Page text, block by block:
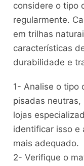
considere o tipo
regularmente.
em trilhas
características
durabilidade e
1- Analise o tipo
pisadas
lojas
identificar isso e
mais adequado.
2- Verifique o